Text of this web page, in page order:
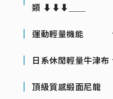
類 ⬇⬇⬇＿＿
運動輕量機能
日系休閒輕量牛津布
頂級質感緞面尼龍